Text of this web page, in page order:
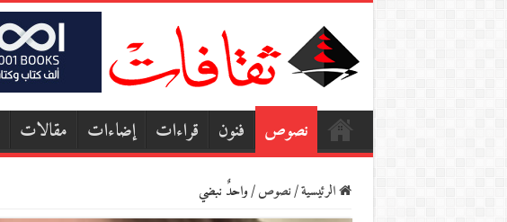
نصوص فنون قراءات إضاءات مقالات
الرئيسية/نصوص/واحدٌ نبضي